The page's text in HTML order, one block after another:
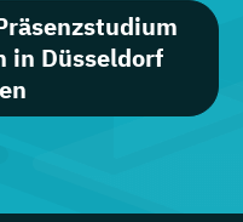
in Düsseldorf